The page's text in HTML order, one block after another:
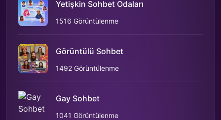
Yetişkin Sohbet Odaları
1516 Görüntülenme
Görüntülü Sohbet
1492 Görüntülenme
Gay Sohbet
1041 Görüntülenme